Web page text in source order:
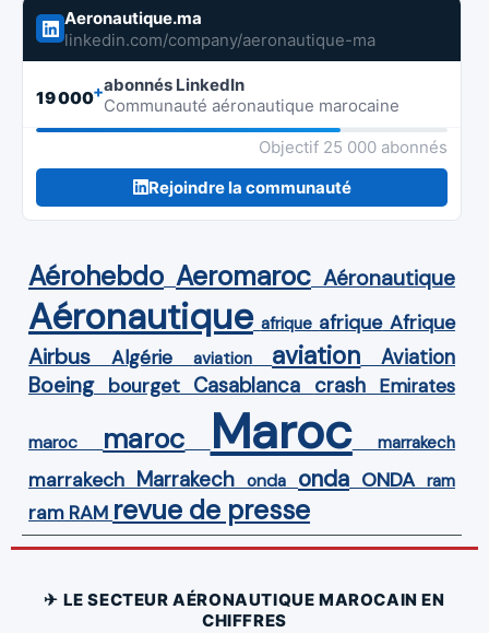
Aeronautique.ma
linkedin.com/company/aeronautique-ma
19 000+abonnés LinkedIn
Communauté aéronautique marocaine
Objectif 25 000 abonnés
Rejoindre la communauté
Aérohebdo Aeromaroc Aéronautique
Aéronautique afrique afrique Afrique
Airbus Algérie aviation aviation Aviation
Boeing bourget Casablanca crash Emirates
maroc maroc Maroc marrakech
marrakech Marrakech onda onda ONDA ram
ram RAM revue de presse
✈ LE SECTEUR AÉRONAUTIQUE MAROCAIN EN
CHIFFRES